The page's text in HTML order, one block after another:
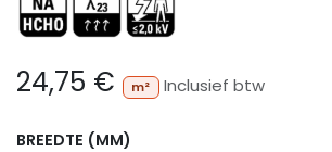
24,75 € m² Inclusief btw
BREEDTE (MM)